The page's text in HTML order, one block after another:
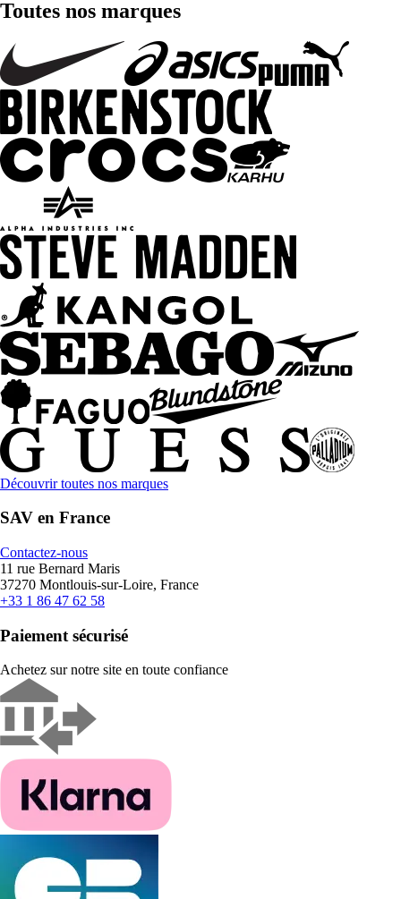
Toutes nos marques
Découvrir toutes nos marques
SAV en France
Contactez-nous
11 rue Bernard Maris
37270 Montlouis-sur-Loire, France
+33 1 86 47 62 58
Paiement sécurisé
Achetez sur notre site en toute confiance